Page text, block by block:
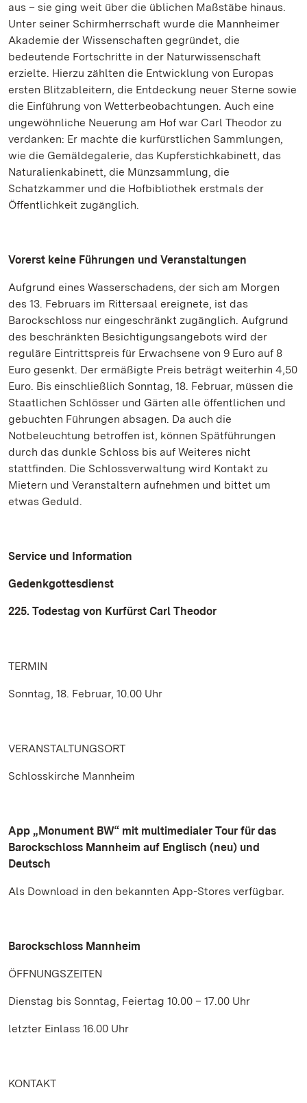
aus – sie ging weit über die üblichen Maßstäbe hinaus.
Unter seiner Schirmherrschaft wurde die Mannheimer
Akademie der Wissenschaften gegründet, die
bedeutende Fortschritte in der Naturwissenschaft
erzielte. Hierzu zählten die Entwicklung von Europas
ersten Blitzableitern, die Entdeckung neuer Sterne sowie
die Einführung von Wetterbeobachtungen. Auch eine
ungewöhnliche Neuerung am Hof war Carl Theodor zu
verdanken: Er machte die kurfürstlichen Sammlungen,
wie die Gemäldegalerie, das Kupferstichkabinett, das
Naturalienkabinett, die Münzsammlung, die
Schatzkammer und die Hofbibliothek erstmals der
Öffentlichkeit zugänglich.
Vorerst keine Führungen und Veranstaltungen
Aufgrund eines Wasserschadens, der sich am Morgen
des 13. Februars im Rittersaal ereignete, ist das
Barockschloss nur eingeschränkt zugänglich. Aufgrund
des beschränkten Besichtigungsangebots wird der
reguläre Eintrittspreis für Erwachsene von 9 Euro auf 8
Euro gesenkt. Der ermäßigte Preis beträgt weiterhin 4,50
Euro. Bis einschließlich Sonntag, 18. Februar, müssen die
Staatlichen Schlösser und Gärten alle öffentlichen und
gebuchten Führungen absagen. Da auch die
Notbeleuchtung betroffen ist, können Spätführungen
durch das dunkle Schloss bis auf Weiteres nicht
stattfinden. Die Schlossverwaltung wird Kontakt zu
Mietern und Veranstaltern aufnehmen und bittet um
etwas Geduld.
Service und Information
Gedenkgottesdienst
225. Todestag von Kurfürst Carl Theodor
TERMIN
Sonntag, 18. Februar, 10.00 Uhr
VERANSTALTUNGSORT
Schlosskirche Mannheim
App „Monument BW“ mit multimedialer Tour für das
Barockschloss Mannheim auf Englisch (neu) und
Deutsch
Als Download in den bekannten App-Stores verfügbar.
Barockschloss Mannheim
ÖFFNUNGSZEITEN
Dienstag bis Sonntag, Feiertag 10.00 – 17.00 Uhr
letzter Einlass 16.00 Uhr
KONTAKT